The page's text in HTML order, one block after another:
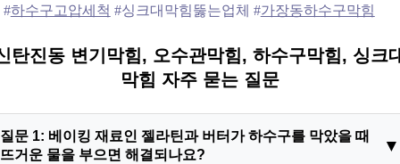
#하수구고압세척 #싱크대막힘뚫는업체 #가장동하수구막힘
탄진동 변기막힘, 오수관막힘, 하수구막힘, 싱크
막힘 자주 묻는 질문
질문 1: 베이킹 재료인 젤라틴과 버터가 하수구를 막았을 때
뜨거운 물을 부으면 해결되나요?
▼